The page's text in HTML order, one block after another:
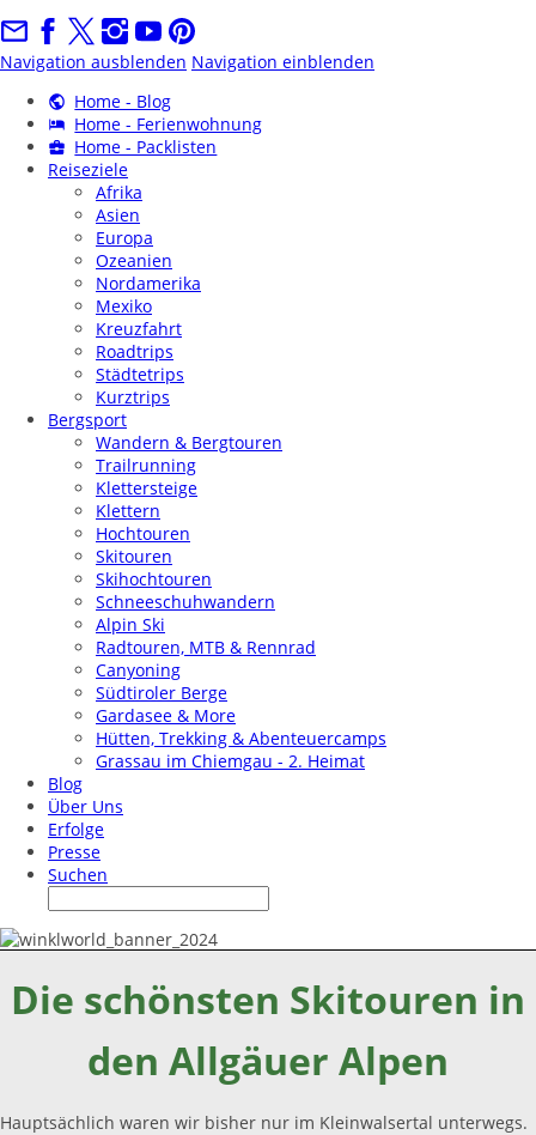
Navigation ausblenden Navigation einblenden
Home - Blog
Home - Ferienwohnung
Home - Packlisten
Reiseziele
Afrika
Asien
Europa
Ozeanien
Nordamerika
Mexiko
Kreuzfahrt
Roadtrips
Städtetrips
Kurztrips
Bergsport
Wandern & Bergtouren
Trailrunning
Klettersteige
Klettern
Hochtouren
Skitouren
Skihochtouren
Schneeschuhwandern
Alpin Ski
Radtouren, MTB & Rennrad
Canyoning
Südtiroler Berge
Gardasee & More
Hütten, Trekking & Abenteuercamps
Grassau im Chiemgau - 2. Heimat
Blog
Über Uns
Erfolge
Presse
Suchen
Die schönsten Skitouren in
den Allgäuer Alpen
Hauptsächlich waren wir bisher nur im Kleinwalsertal unterwegs.